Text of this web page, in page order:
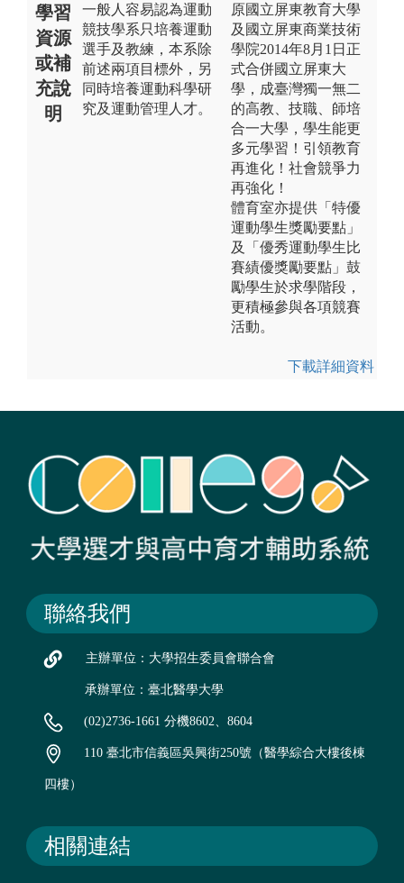
學習
資源
或補
充說
明
一般人容易認為運動
競技學系只培養運動
選手及教練，本系除
前述兩項目標外，另
同時培養運動科學研
究及運動管理人才。
原國立屏東教育大學
及國立屏東商業技術
學院2014年8月1日正
式合併國立屏東大
學，成臺灣獨一無二
的高教、技職、師培
合一大學，學生能更
多元學習！引領教育
再進化！社會競爭力
再強化！
體育室亦提供「特優
運動學生獎勵要點」
及「優秀運動學生比
賽績優獎勵要點」鼓
勵學生於求學階段，
更積極參與各項競賽
活動。
下載詳細資料
聯絡我們
主辦單位：大學招生委員會聯合會
承辦單位：臺北醫學大學
(02)2736-1661 分機8602、8604
110 臺北市信義區吳興街250號（醫學綜合大樓後棟
四樓）
相關連結